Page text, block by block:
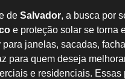
de Salvador, a busca por
e proteção solar se torna
para janelas, sacadas,
para quem deseja
e residenciais.